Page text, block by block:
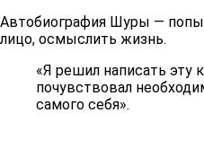
Автобиография Шуры —
лицо, осмыслить жизнь.
«Я решил написать эту
почувствовал
самого себя».